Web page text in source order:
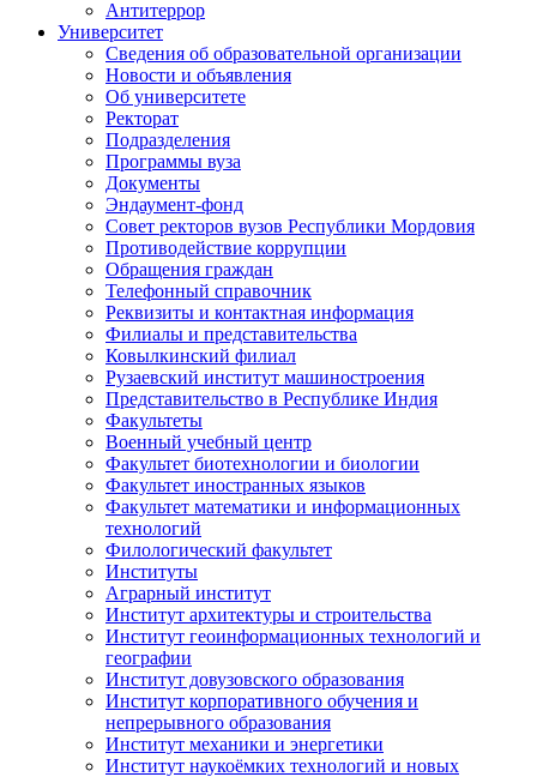
Антитеррор
Университет
Сведения об образовательной организации
Новости и объявления
Об университете
Ректорат
Подразделения
Программы вуза
Документы
Эндаумент-фонд
Совет ректоров вузов Республики Мордовия
Противодействие коррупции
Обращения граждан
Телефонный справочник
Реквизиты и контактная информация
Филиалы и представительства
Ковылкинский филиал
Рузаевский институт машиностроения
Представительство в Республике Индия
Факультеты
Военный учебный центр
Факультет биотехнологии и биологии
Факультет иностранных языков
Факультет математики и информационных
технологий
Филологический факультет
Институты
Аграрный институт
Институт архитектуры и строительства
Институт геоинформационных технологий и
географии
Институт довузовского образования
Институт корпоративного обучения и
непрерывного образования
Институт механики и энергетики
Институт наукоёмких технологий и новых